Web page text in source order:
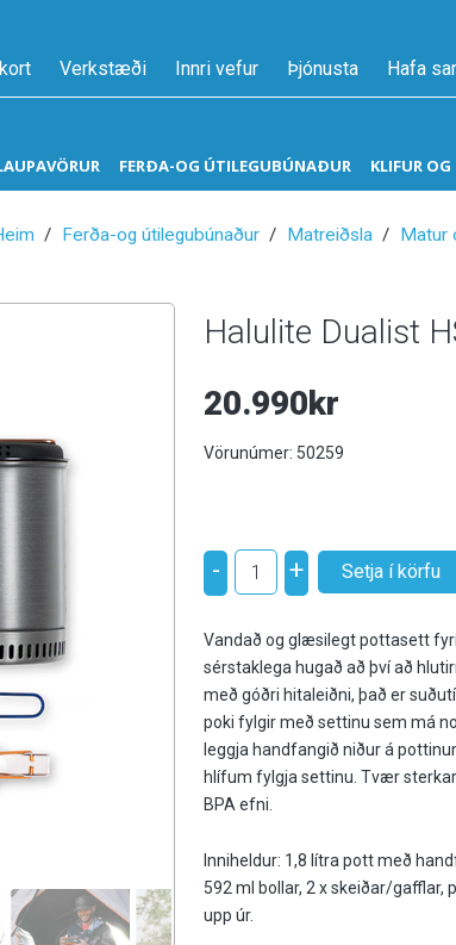
Verkstæði Innri vefur Þjónusta Hafa
FERÐA-OG ÚTILEGUBÚNAÐUR KLIFUR
Ferða-og útilegubúnaður Matreiðsla Matur
Halulite Dualist
20.990kr
Vörunúmer: 50259
- +
Vandað og glæsilegt pottasett
sérstaklega hugað að því að
með góðri hitaleiðni, það er
poki fylgir með settinu sem má
leggja handfangið niður á
hlífum fylgja settinu. Tvær
BPA efni.
Inniheldur: 1,8 lítra pott með
592 ml bollar, 2 x skeiðar/
upp úr.